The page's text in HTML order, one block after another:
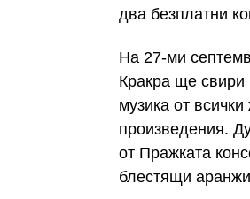
два безплатни
На 27-ми
Кракра ще свири
музика от
произведения.
от Пражката
блестящи